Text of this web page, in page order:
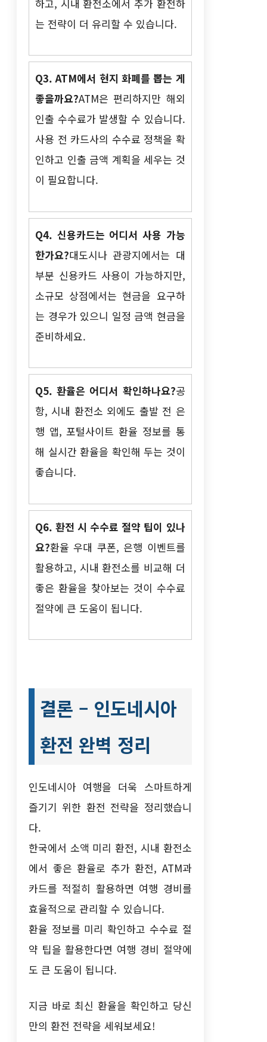
하고, 시내 환전소에서 추가 환전하
는 전략이 더 유리할 수 있습니다.
Q3. ATM에서 현지 화폐를 뽑는 게
좋을까요?ATM은 편리하지만 해외
인출 수수료가 발생할 수 있습니다.
사용 전 카드사의 수수료 정책을 확
인하고 인출 금액 계획을 세우는 것
이 필요합니다.
Q4. 신용카드는 어디서 사용 가능
한가요?대도시나 관광지에서는 대
부분 신용카드 사용이 가능하지만,
소규모 상점에서는 현금을 요구하
는 경우가 있으니 일정 금액 현금을
준비하세요.
Q5. 환율은 어디서 확인하나요?공
항, 시내 환전소 외에도 출발 전 은
행 앱, 포털사이트 환율 정보를 통
해 실시간 환율을 확인해 두는 것이
좋습니다.
Q6. 환전 시 수수료 절약 팁이 있나
요?환율 우대 쿠폰, 은행 이벤트를
활용하고, 시내 환전소를 비교해 더
좋은 환율을 찾아보는 것이 수수료
절약에 큰 도움이 됩니다.
결론 – 인도네시아
환전 완벽 정리
인도네시아 여행을 더욱 스마트하게
즐기기 위한 환전 전략을 정리했습니
다.
한국에서 소액 미리 환전, 시내 환전소
에서 좋은 환율로 추가 환전, ATM과
카드를 적절히 활용하면 여행 경비를
효율적으로 관리할 수 있습니다.
환율 정보를 미리 확인하고 수수료 절
약 팁을 활용한다면 여행 경비 절약에
도 큰 도움이 됩니다.
지금 바로 최신 환율을 확인하고 당신
만의 환전 전략을 세워보세요!